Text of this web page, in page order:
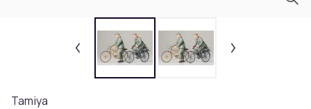
Tamiya